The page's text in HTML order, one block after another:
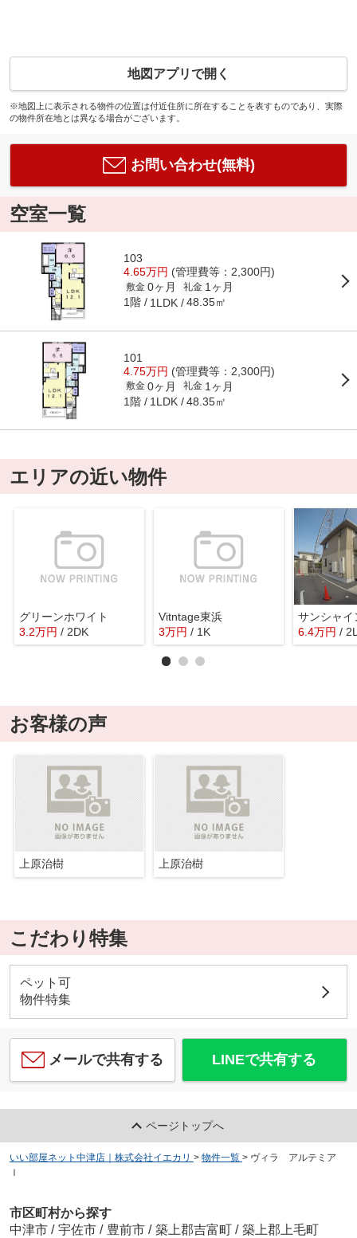
地図アプリで開く
※地図上に表示される物件の位置は付近住所に所在することを表すものであり、実際
の物件所在地とは異なる場合がございます。
お問い合わせ(無料)
空室一覧
103
4.65万円 (管理費等：2,300円)
敷金 0ヶ月 礼金 1ヶ月
1階 1LDK 48.35㎡
101
4.75万円 (管理費等：2,300円)
敷金 0ヶ月 礼金 1ヶ月
1階 1LDK 48.35㎡
エリアの近い物件
グリーンホワイト
3.2万円 / 2DK
Vitntage東浜
3万円 / 1K
サンシャイ
6.4万円 /
お客様の声
上原治樹 上原治樹
こだわり特集
ペット可
物件特集
メールで共有する LINEで共有する
ページトップへ
いい部屋ネット中津店｜株式会社イエカリ > 物件一覧 > ヴィラ アルテミア
Ⅰ
市区町村から探す
中津市 / 宇佐市 / 豊前市 / 築上郡吉富町 / 築上郡上毛町